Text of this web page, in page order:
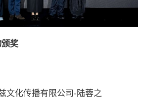
奖
文化传播有限公司-陆蓉之